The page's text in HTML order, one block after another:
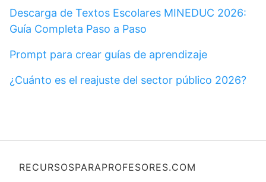
Descarga de Textos Escolares MINEDUC 2026:
Guía Completa Paso a Paso
Prompt para crear guías de aprendizaje
¿Cuánto es el reajuste del sector público 2026?
RECURSOSPARAPROFESORES.COM